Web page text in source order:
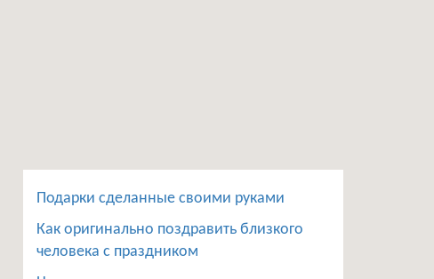
Подарки сделанные своими руками
Как оригинально поздравить близкого
человека с праздником